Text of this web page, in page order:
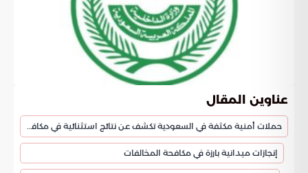
عناوين المقال
حملات أمنية مكثفة في السعودية تكشف عن نتائج استثنائية في مكافحة المخالفات
إنجازات ميدانية بارزة في مكافحة المخالفات